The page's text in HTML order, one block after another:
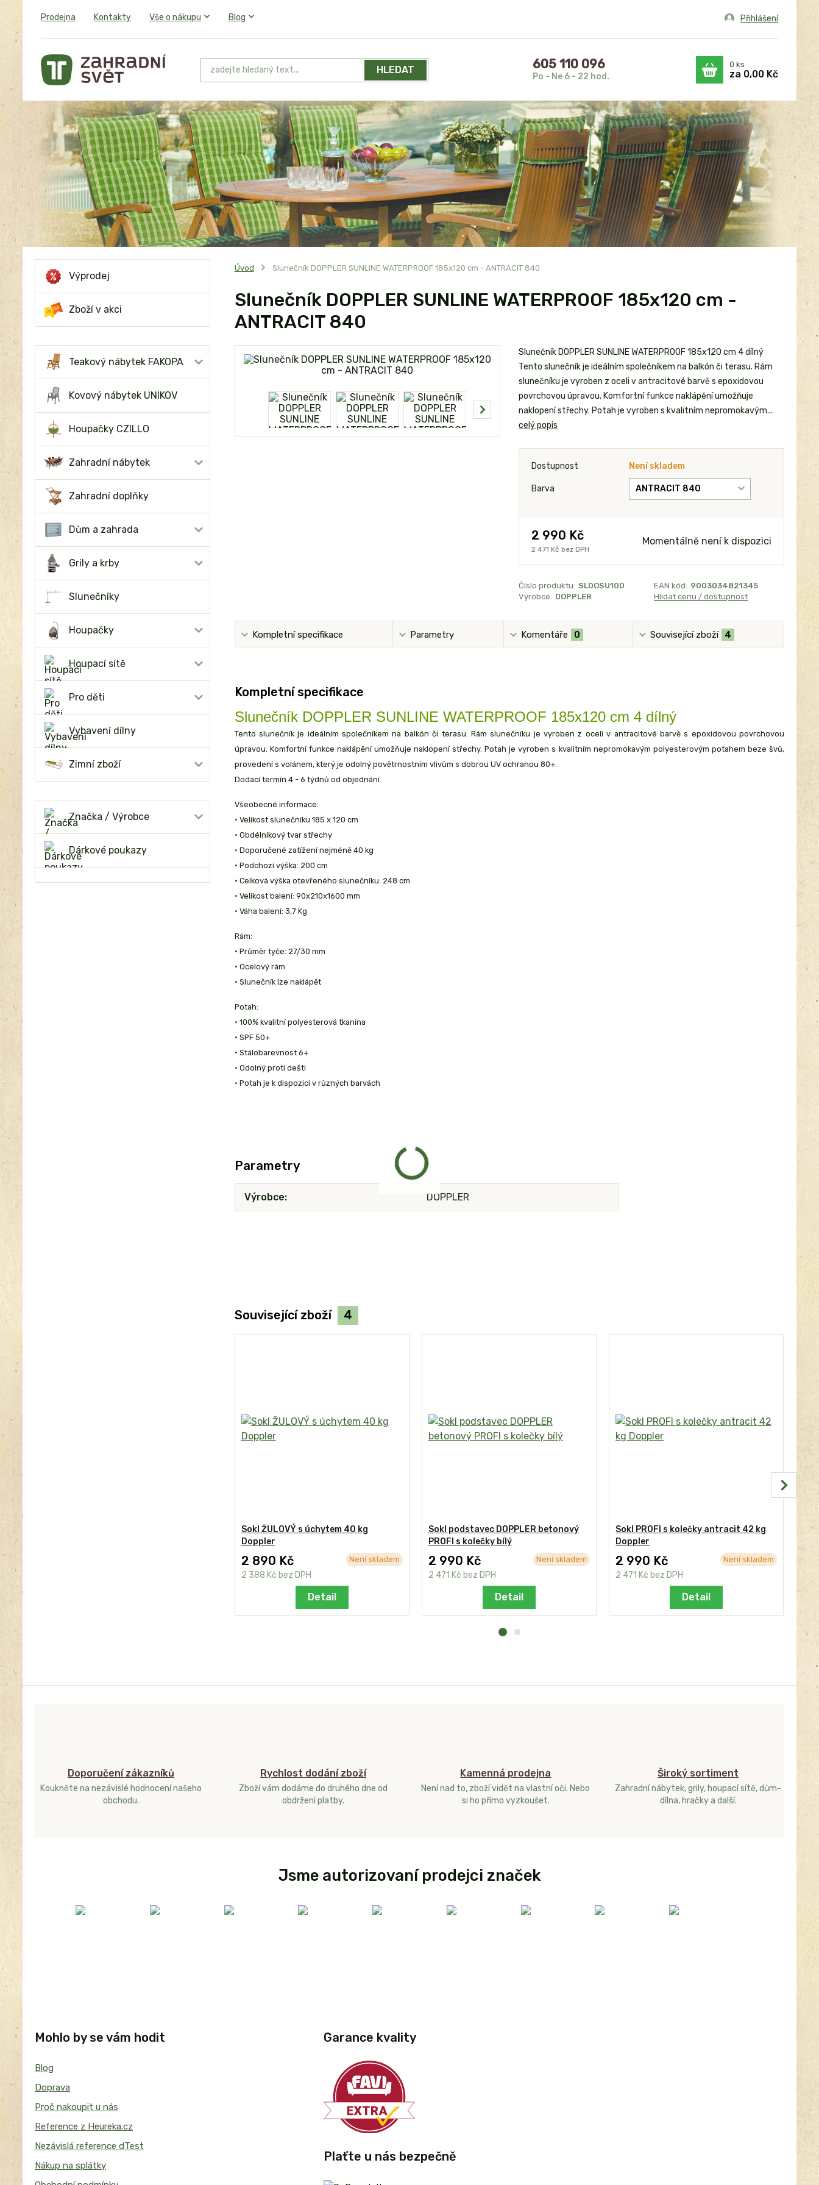
Prodejna Kontakty Vše o nákupu Blog Přihlášení
HLEDAT 605 110 096
Po - Ne 6 - 22 hod.
0 ks
za 0,00 Kč
Výprodej
Zboží v akci
Teakový nábytek FAKOPA
Kovový nábytek UNIKOV
Houpačky CZILLO
Zahradní nábytek
Zahradní doplňky
Dům a zahrada
Grily a krby
Slunečníky
Houpačky
Houpací sítě
Pro děti
Vybavení dílny
Zimní zboží
Značka / Výrobce
Dárkové poukazy
Úvod Slunečník DOPPLER SUNLINE WATERPROOF 185x120 cm - ANTRACIT 840
Slunečník DOPPLER SUNLINE WATERPROOF 185x120 cm -
ANTRACIT 840
Slunečník DOPPLER SUNLINE WATERPROOF 185x120 cm 4 dílný
Tento slunečník je ideálním společníkem na balkón či terasu. Rám
slunečníku je vyroben z oceli v antracitové barvě s epoxidovou
povrchovou úpravou. Komfortní funkce naklápění umožňuje
naklopení střechy. Potah je vyroben s kvalitním nepromokavým...
celý popis
Dostupnost Není skladem
Barva
2 990 Kč
2 471 Kč bez DPH
Momentálně není k dispozici
Číslo produktu: SLDOSU100 EAN kód: 9003034821345
Výrobce: DOPPLER Hlídat cenu / dostupnost
Kompletní specifikace Parametry Komentáře 0 Související zboží 4
Kompletní specifikace
Slunečník DOPPLER SUNLINE WATERPROOF 185x120 cm 4 dílný
Tento slunečník je ideálním společníkem na balkón či terasu. Rám slunečníku je vyroben z oceli v antracitové barvě s epoxidovou povrchovou
úpravou. Komfortní funkce naklápění umožňuje naklopení střechy. Potah je vyroben s kvalitním nepromokavým polyesterovým potahem beze švů,
provedení s volánem, který je odolný povětrnostním vlivům s dobrou UV ochranou 80+.
Dodací termín 4 - 6 týdnů od objednání.
Všeobecné informace:
• Velikost slunečníku 185 x 120 cm
• Obdélníkový tvar střechy
• Doporučené zatížení nejméně 40 kg
• Podchozí výška: 200 cm
• Celková výška otevřeného slunečníku: 248 cm
• Velikost balení: 90x210x1600 mm
• Váha balení: 3,7 Kg
Rám:
• Průměr tyče: 27/30 mm
• Ocelový rám
• Slunečník lze naklápět
Potah:
• 100% kvalitní polyesterová tkanina
• SPF 50+
• Stálobarevnost 6+
• Odolný proti dešti
• Potah je k dispozici v různých barvách
Parametry
Výrobce DOPPLER
Související zboží 4
Sokl ŽULOVÝ s úchytem 40 kg
Doppler
2 890 Kč
2 388 Kč bez DPH
Není skladem
Detail
Sokl podstavec DOPPLER betonový
PROFI s kolečky bílý
2 990 Kč
2 471 Kč bez DPH
Není skladem
Detail
Sokl PROFI s kolečky antracit 42 kg
Doppler
2 990 Kč
2 471 Kč bez DPH
Není skladem
Detail
Doporučení zákazníků
Koukněte na nezávislé hodnocení našeho
obchodu.
Rychlost dodání zboží
Zboží vám dodáme do druhého dne od
obdržení platby.
Kamenná prodejna
Není nad to, zboží vidět na vlastní oči. Nebo
si ho přímo vyzkoušet.
Široký sortiment
Zahradní nábytek, grily, houpací sítě, dům-
dílna, hračky a další.
Jsme autorizovaní prodejci značek
Mohlo by se vám hodit
Blog
Doprava
Proč nakoupit u nás
Reference z Heureka.cz
Nezávislá reference dTest
Nákup na splátky
Garance kvality
Plaťte u nás bezpečně